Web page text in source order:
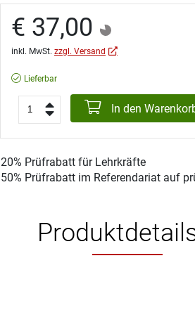
€ 37,00
inkl. MwSt. zzgl. Versand
Lieferbar
In den
20% Prüfrabatt für Lehrkräfte
50% Prüfrabatt im Referendariat auf